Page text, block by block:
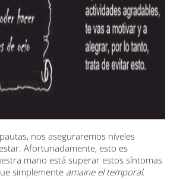
nos aseguraremos niveles
Afortunadamente, esto es
mano está superar estos síntomas
simplemente amaine el temporal.